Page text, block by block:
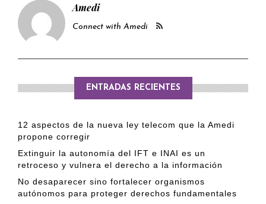
Amedi
Connect with Amedi
ENTRADAS RECIENTES
12 aspectos de la nueva ley telecom que la Amedi
propone corregir
Extinguir la autonomía del IFT e INAI es un
retroceso y vulnera el derecho a la información
No desaparecer sino fortalecer organismos
autónomos para proteger derechos fundamentales